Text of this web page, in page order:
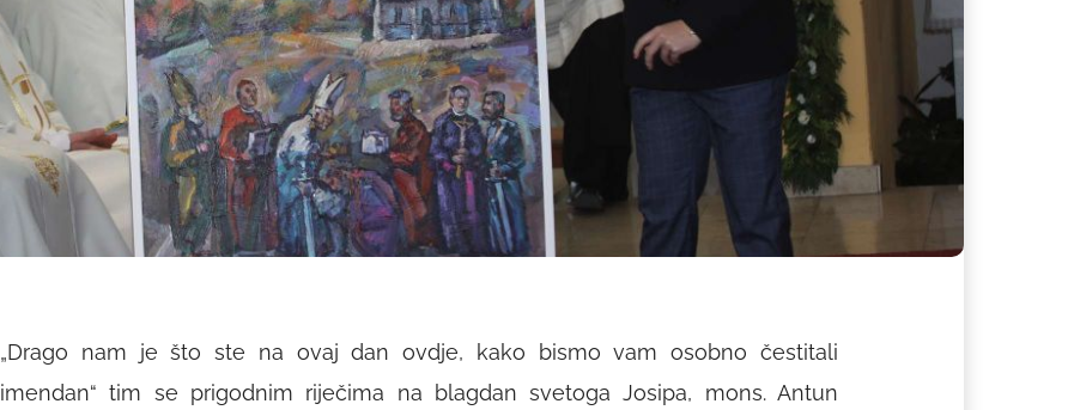
„Drago nam je što ste na ovaj dan ovdje, kako bismo vam osobno čestitali
imendan“ tim se prigodnim riječima na blagdan svetoga Josipa, mons. Antun